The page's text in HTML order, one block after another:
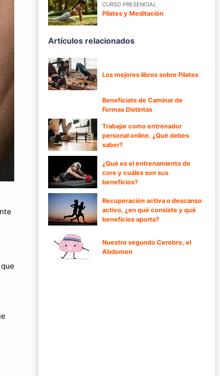
CURSO PRESENCIAL
Pilates y Meditación
Artículos relacionados
Los mejores libros sobre Pilates
Beneficiate de Caminar de
Formas Distintas
Trabajar como entrenador
personal online. ¿Qué debes
saber?
¿Qué es el entrenamiento de
core y cuáles son sus
beneficios?
Recuperación activa o descanso
activo, ¿en qué consiste y qué
beneficios aporta?
Nuestro segundo Cerebro, el
Abdomen